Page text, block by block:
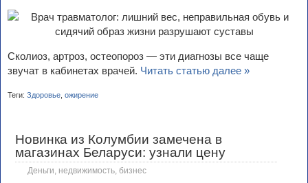
Сколиоз, артроз, остеопороз — эти диагнозы все чаще
звучат в кабинетах врачей. Читать статью далее »
Теги: Здоровье ожирение
Новинка из Колумбии замечена в
магазинах Беларуси: узнали цену
Деньги, недвижимость, бизнес